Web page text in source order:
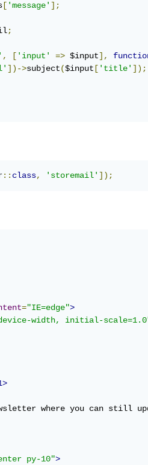
[ 'message' ];
;
, [ 'input' => $input],
])->subject($input [ 'title' ]);
:: class, 'storemail' ]);
="IE=edge">
width, initial-
where you can still
py-10">